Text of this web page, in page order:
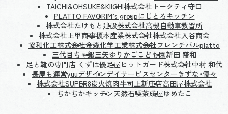
TAICHI&OHSUKE&KIICHI株式会社トークティ守口
PLATTO FAVORIM’s groupにじとろキッチン
株式会社たけもと建設株式会社高槻自動車教習所
株式会社上甲商事榎本産業株式会社株式会社入谷商会
協和化工株式会社金森化学工業株式会社フレンチバルplatto
三代目ちゃ銀三矢ゆりかごこども園新田 盛和
足と靴の専門店 くずは優足屋 ヒットガード株式会社中村 和代
長屋も運営yuuデザインデイサービスセンターきずな・優々
株式会社SUPER8炭火焼肉牛司上新庄店高田屋株式会社
ちかちかキッチン天然石喫茶成屋ゆめたこ